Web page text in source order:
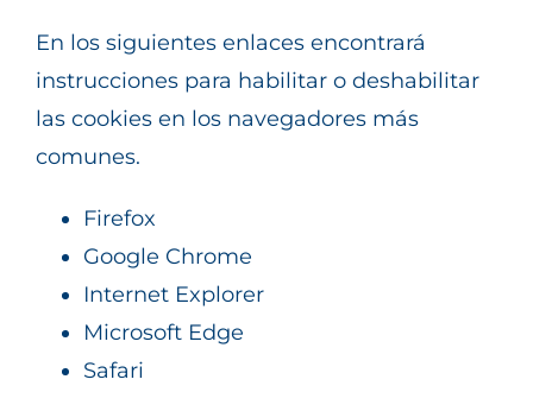
En los siguientes enlaces encontrará
instrucciones para habilitar o deshabilitar
las cookies en los navegadores más
comunes.
Firefox
Google Chrome
Internet Explorer
Microsoft Edge
Safari